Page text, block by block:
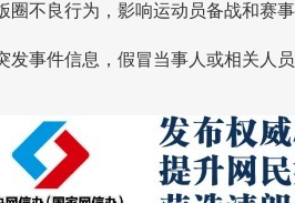
圈不良行为，影响运动员备战和赛
事件信息，假冒当事人或相关人员